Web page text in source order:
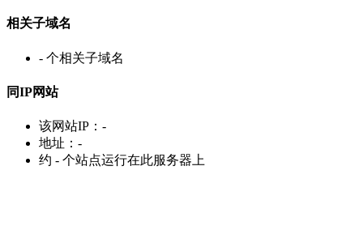
相关子域名
- 个相关子域名
同IP网站
该网站IP： -
地址： -
约 - 个站点运行在此服务器上